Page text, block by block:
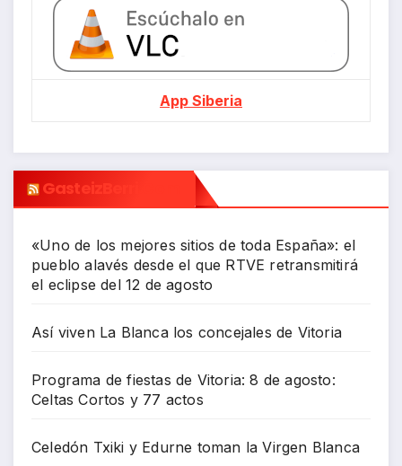
App Siberia
GasteizBerri.com
«Uno de los mejores sitios de toda España»: el
pueblo alavés desde el que RTVE retransmitirá
el eclipse del 12 de agosto
Así viven La Blanca los concejales de Vitoria
Programa de fiestas de Vitoria: 8 de agosto:
Celtas Cortos y 77 actos
Celedón Txiki y Edurne toman la Virgen Blanca